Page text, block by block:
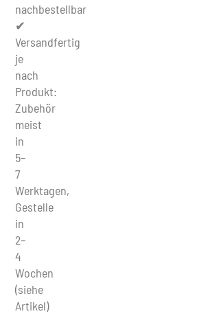
nachbestellbar
✔
Versandfertig
je
nach
Produkt:
Zubehör
meist
in
5–
7
Werktagen,
Gestelle
in
2–
4
Wochen
(siehe
Artikel)